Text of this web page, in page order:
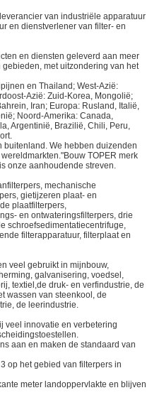
van industriële apparatuur
en dienstverlener van filter- en
en diensten geleverd aan meer
met uitzondering van het
en Thailand; West-Azië:
Azië: Zuid-Korea, Mongolië;
Iran; Europa: Rusland, Italië,
Noord-Amerika: Canada,
Argentinië, Brazilië, Chili, Peru,
We hebben duizenden
TOPER merk
onze aanhoudende streven.
mechanische
gietijzeren plaat- en
plaatfilterpers,
en ontwateringsfilterpers, drie
schroefsedimentatiecentrifuge,
filterapparatuur, filterplaat en
veel gebruikt in mijnbouw,
galvanisering, voedsel,
textiel,de druk- en verfindustrie, de
wassen van steenkool, de
de leerindustrie.
veel innovatie en verbetering
aan en maken de standaard van
op het gebied van filterpers in
meter landoppervlakte en blijven